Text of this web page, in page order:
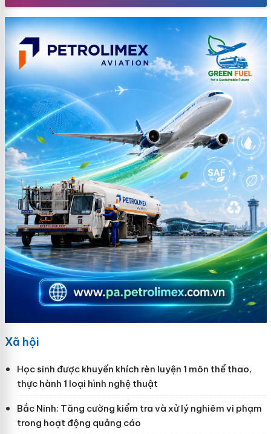
Xã hội
Học sinh được khuyến khích rèn luyện 1 môn thể thao,
thực hành 1 loại hình nghệ thuật
Bắc Ninh: Tăng cường kiểm tra và xử lý nghiêm vi phạm
trong hoạt động quảng cáo